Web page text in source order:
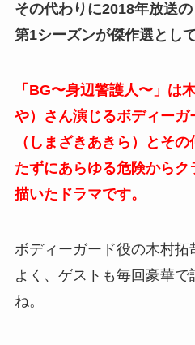
その代わりに2018年放送
第1シーズンが傑作選とし
「BG〜身辺警護人〜」は
や）さん演じるボディー
（しまざきあきら）とそ
たずにあらゆる危険から
描いたドラマです。
ボディーガード役の木村拓
よく、ゲストも毎回豪華で
ね。